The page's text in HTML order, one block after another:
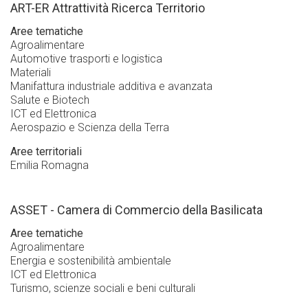
ART-ER Attrattività Ricerca Territorio
Aree tematiche
Agroalimentare
Automotive trasporti e logistica
Materiali
Manifattura industriale additiva e avanzata
Salute e Biotech
ICT ed Elettronica
Aerospazio e Scienza della Terra
Aree territoriali
Emilia Romagna
ASSET - Camera di Commercio della Basilicata
Aree tematiche
Agroalimentare
Energia e sostenibilità ambientale
ICT ed Elettronica
Turismo, scienze sociali e beni culturali